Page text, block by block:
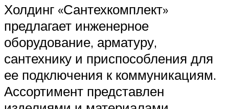
Холдинг «Сантехкомплект»
предлагает инженерное
оборудование, арматуру,
сантехнику и приспособления для
ее подключения к коммуникациям.
Ассортимент представлен